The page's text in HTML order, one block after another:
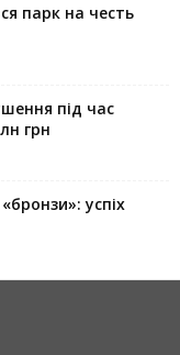
парк на честь
під час
грн
успіх